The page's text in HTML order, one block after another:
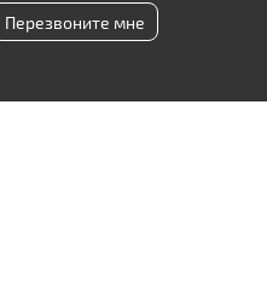
Перезвоните мне